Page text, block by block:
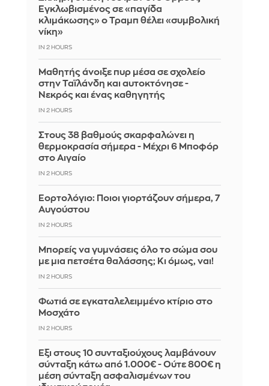
Εγκλωβισμένος σε «παγίδα
κλιμάκωσης» ο Τραμπ θέλει «συμβολική
νίκη»
IN 2 HOURS
Μαθητής άνοιξε πυρ μέσα σε σχολείο
στην Ταϊλάνδη και αυτοκτόνησε -
Νεκρός και ένας καθηγητής
IN 2 HOURS
Στους 38 βαθμούς σκαρφαλώνει η
θερμοκρασία σήμερα - Μέχρι 6 Μποφόρ
στο Αιγαίο
IN 2 HOURS
Εορτολόγιο: Ποιοι γιορτάζουν σήμερα, 7
Αυγούστου
IN 2 HOURS
Μπορείς να γυμνάσεις όλο το σώμα σου
με μια πετσέτα θαλάσσης; Κι όμως, ναι!
IN 2 HOURS
Φωτιά σε εγκαταλελειμμένο κτίριο στο
Μοσχάτο
IN 2 HOURS
Έξι στους 10 συνταξιούχους λαμβάνουν
σύνταξη κάτω από 1.000€ - Ούτε 800€ η
μέση σύνταξη ασφαλισμένων του